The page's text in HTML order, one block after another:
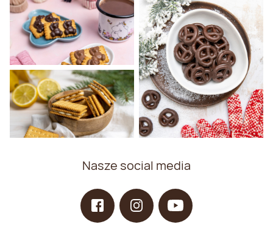
Nasze social media